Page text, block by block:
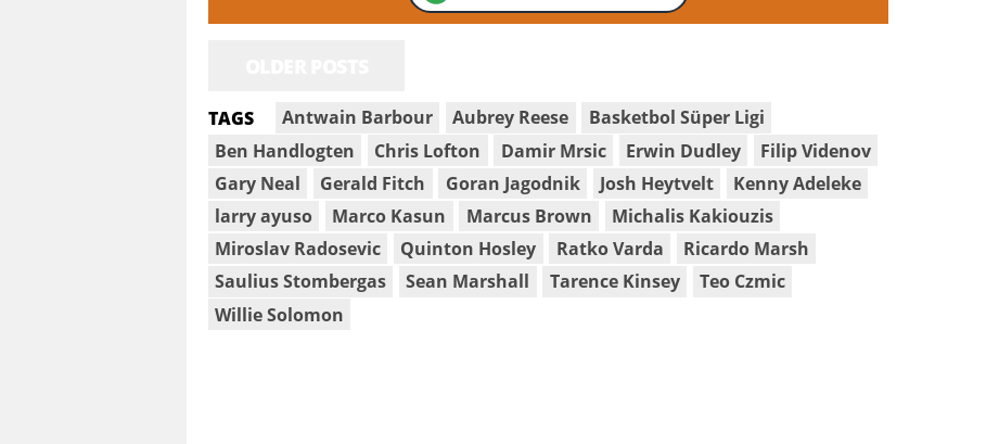
TAGS Antwain Barbour Aubrey Reese
Basketbol Süper Ligi
Ben Handlogten
Chris Lofton Damir Mrsic Erwin Dudley
Filip Videnov
Gary Neal
Gerald Fitch Goran Jagodnik Josh Heytvelt
Kenny Adeleke
larry ayuso
Marco Kasun Marcus Brown
Michalis Kakiouzis
Miroslav Radosevic
Quinton Hosley Ratko Varda
Ricardo Marsh
Saulius Stombergas
Sean Marshall Tarence Kinsey
Teo Czmic
Willie Solomon